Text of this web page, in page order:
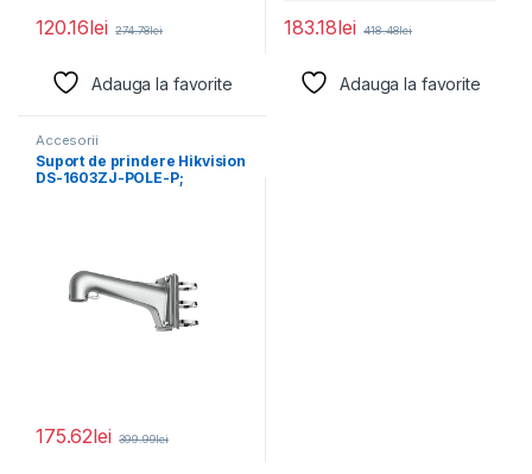
120.16lei 274.78lei
Adauga la favorite
183.18lei 418.48lei
Adauga la favorite
Accesorii
Suport de prindere Hikvision
DS-1603ZJ-POLE-P;
175.62lei 399.99lei